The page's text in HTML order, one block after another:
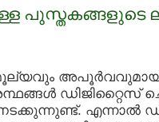
പുസ്തകങ്ങളുടെ
ഡിജിറ്റൈസ്
എന്നാല്‍